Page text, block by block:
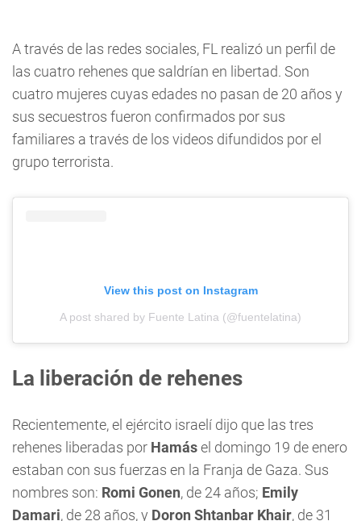
A través de las redes sociales, FL realizó un perfil de
las cuatro rehenes que saldrían en libertad. Son
cuatro mujeres cuyas edades no pasan de 20 años y
sus secuestros fueron confirmados por sus
familiares a través de los videos difundidos por el
grupo terrorista.
View this post on Instagram
A post shared by Fuente Latina (@fuentelatina)
La liberación de rehenes
Recientemente, el ejército israelí dijo que las tres
rehenes liberadas por Hamásel domingo 19 de enero
estaban con sus fuerzas en la Franja de Gaza. Sus
nombres son: Romi Gonen, de 24 años; Emily
Damari, de 28 años, y Doron Shtanbar Khair, de 31